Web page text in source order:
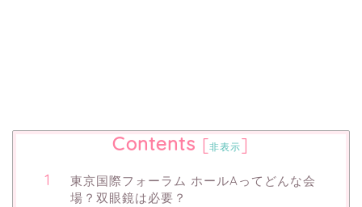
Contents [非表示]
東京国際フォーラム ホールAってどんな会
場？双眼鏡は必要？